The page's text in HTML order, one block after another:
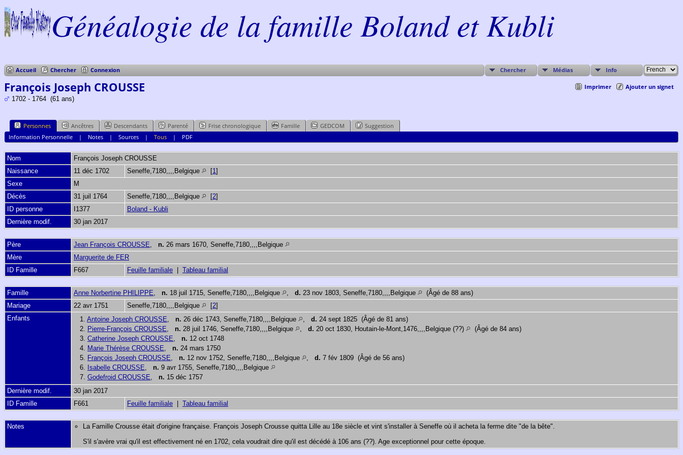
Généalogie de la famille Boland et Kubli
Accueil Chercher Connexion Chercher Médias Info
Imprimer Ajouter un signet
François Joseph CROUSSE
1702 - 1764 (61 ans)
Personnes Ancêtres Descendants Parenté Frise chronologique Famille GEDCOM
Suggestion
Information Personnelle| Notes| Sources| Tous| PDF
Nom François Joseph CROUSSE
Naissance
11 déc 1702 Seneffe,7180,,,,Belgique [1]
Sexe
M
Décès
31 juil 1764 Seneffe,7180,,,,Belgique [2]
ID personne
I1377
Boland - Kubli
Dernière modif.
30 jan 2017
Père Jean François CROUSSE, n. 26 mars 1670, Seneffe,7180,,,,Belgique
Mère
Marguerite de FER
ID Famille
F667 Feuille familiale Tableau familial
Famille Anne Norbertine PHILIPPE, n. 18 juil 1715, Seneffe,7180,,,,Belgique , d. 23 nov 1803, Seneffe,7180,,,,Belgique
(Âgé de 88 ans)
Mariage
22 avr 1751 Seneffe,7180,,,,Belgique [2]
Enfants
1. Antoine Joseph CROUSSE, n. 26 déc 1743, Seneffe,7180,,,,Belgique , d. 24 sept 1825 (Âgé de 81 ans)
2. Pierre-François CROUSSE, n. 28 juil 1746, Seneffe,7180,,,,Belgique , d. 20 oct 1830, Houtain-le-Mont,1476,,,,Belgique (??)
(Âgé de 84 ans)
3. Catherine Joseph CROUSSE, n. 12 oct 1748
4. Marie Thérèse CROUSSE, n. 24 mars 1750
5. François Joseph CROUSSE, n. 12 nov 1752, Seneffe,7180,,,,Belgique , d. 7 fév 1809 (Âgé de 56 ans)
6. Isabelle CROUSSE, n. 9 avr 1755, Seneffe,7180,,,,Belgique
7. Godefroid CROUSSE, n. 15 déc 1757
Dernière modif.
30 jan 2017
ID Famille
F661 Feuille familiale Tableau familial
Notes
La Famille Crousse était d'origine française. François Joseph Crousse quitta Lille au 18e siècle et vint s'installer à Seneffe où il acheta la ferme dite "de la bête".
S'il s'avère vrai qu'il est effectivement né en 1702, cela voudrait dire qu'il est décédé à 106 ans (??). Age exceptionnel pour cette époque.